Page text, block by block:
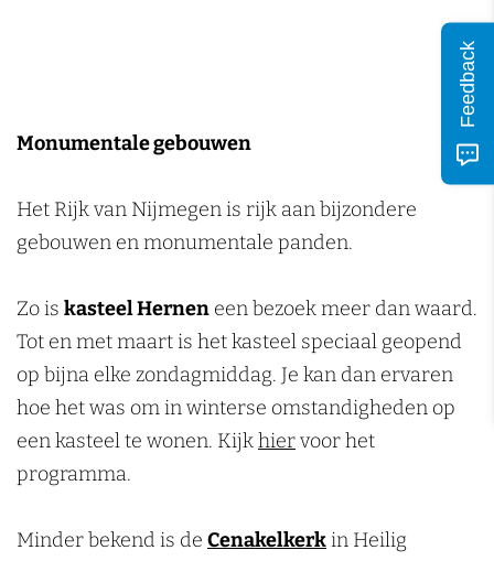
Monumentale gebouwen
Het Rijk van Nijmegen is rijk aan bijzondere
gebouwen en monumentale panden.
Zo is kasteel Hernen een bezoek meer dan waard.
Tot en met maart is het kasteel speciaal geopend
op bijna elke zondagmiddag. Je kan dan ervaren
hoe het was om in winterse omstandigheden op
een kasteel te wonen. Kijkhiervoor het
programma.
Minder bekend is de Cenakelkerkin Heilig
Feedback